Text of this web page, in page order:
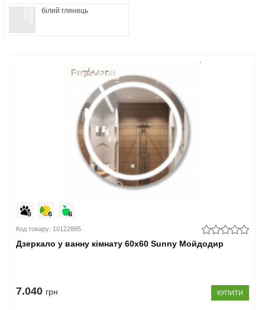
білий глянець
Код товару: 10122885
Дзеркало у ванну кімнату 60х60 Sunny Мойдодир
7.040 грн КУПИТИ